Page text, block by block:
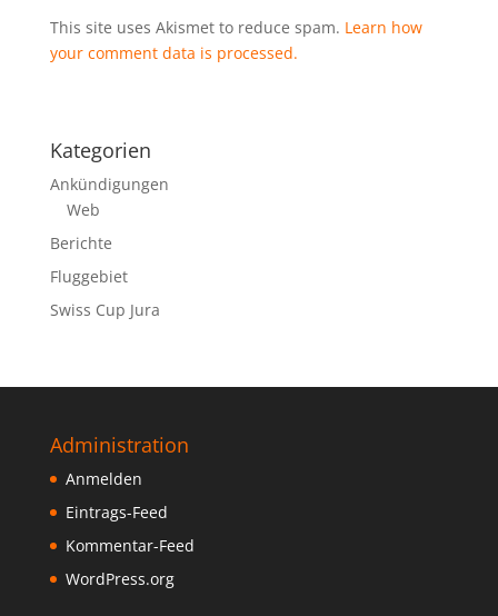
This site uses Akismet to reduce spam. Learn how
your comment data is processed.
Kategorien
Ankündigungen
Web
Berichte
Fluggebiet
Swiss Cup Jura
Administration
Anmelden
Eintrags-Feed
Kommentar-Feed
WordPress.org